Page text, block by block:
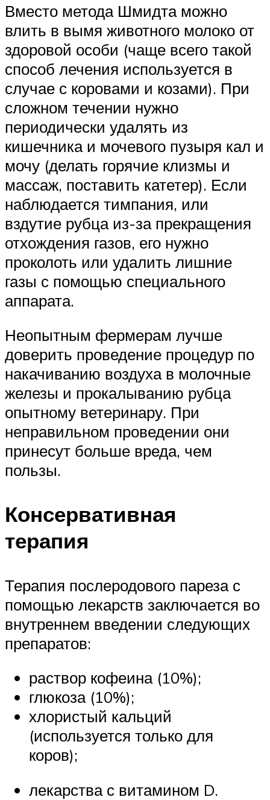
Вместо метода Шмидта можно
влить в вымя животного молоко от
здоровой особи (чаще всего такой
способ лечения используется в
случае с коровами и козами). При
сложном течении нужно
периодически удалять из
кишечника и мочевого пузыря кал и
мочу (делать горячие клизмы и
массаж, поставить катетер). Если
наблюдается тимпания, или
вздутие рубца из-за прекращения
отхождения газов, его нужно
проколоть или удалить лишние
газы с помощью специального
аппарата.
Неопытным фермерам лучше
доверить проведение процедур по
накачиванию воздуха в молочные
железы и прокалыванию рубца
опытному ветеринару. При
неправильном проведении они
принесут больше вреда, чем
пользы.
Консервативная
терапия
Терапия послеродового пареза с
помощью лекарств заключается во
внутреннем введении следующих
препаратов:
раствор кофеина (10%);
глюкоза (10%);
хлористый кальций
(используется только для
коров);
лекарства с витамином D.